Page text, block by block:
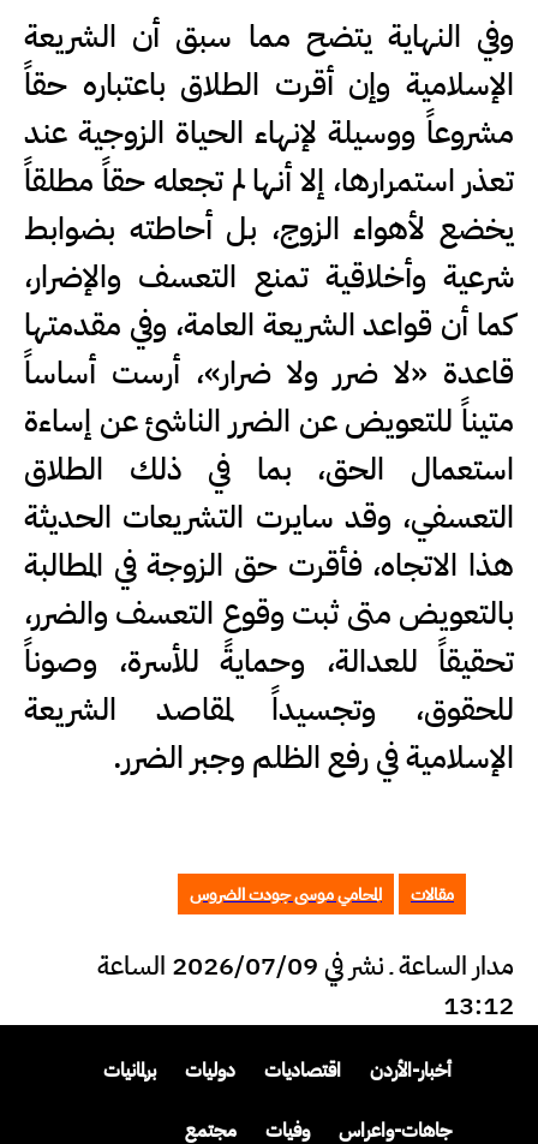
وفي النهاية يتضح مما سبق أن الشريعة
الإسلامية وإن أقرت الطلاق باعتباره حقاً
مشروعاً ووسيلة لإنهاء الحياة الزوجية عند
تعذر استمرارها، إلا أنها لم تجعله حقاً مطلقاً
يخضع لأهواء الزوج، بل أحاطته بضوابط
شرعية وأخلاقية تمنع التعسف والإضرار،
كما أن قواعد الشريعة العامة، وفي مقدمتها
قاعدة «لا ضرر ولا ضرار»، أرست أساساً
متيناً للتعويض عن الضرر الناشئ عن إساءة
استعمال الحق، بما في ذلك الطلاق
التعسفي، وقد سايرت التشريعات الحديثة
هذا الاتجاه، فأقرت حق الزوجة في المطالبة
بالتعويض متى ثبت وقوع التعسف والضرر،
تحقيقاً للعدالة، وحمايةً للأسرة، وصوناً
للحقوق، وتجسيداً لمقاصد الشريعة
الإسلامية في رفع الظلم وجبر الضرر.
مقالات المحامي موسى جودت الضروس
مدار الساعة ـ نشر في 2026/07/09 الساعة
13:12
أخبار-الأردن اقتصاديات دوليات برلمانيات
جاهات-واعراس وفيات مجتمع